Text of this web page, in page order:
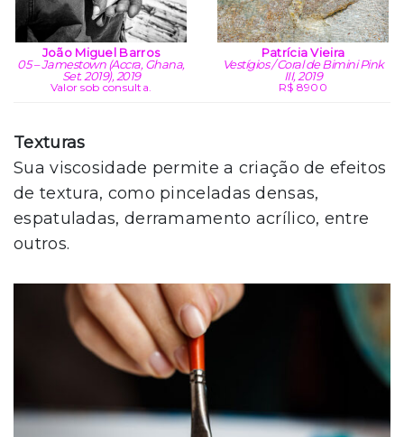
João Miguel Barros
05 – Jamestown (Accra, Ghana,
Set. 2019), 2019
Valor sob consulta.
Patrícia Vieira
Vestígios / Coral de Bimini Pink
III, 2019
R$ 8900
Texturas
Sua viscosidade permite a criação de efeitos
de textura, como pinceladas densas,
espatuladas, derramamento acrílico, entre
outros.